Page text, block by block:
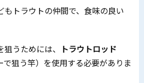
もトラウトの仲間で、食味の良い
うためには、
トラウトロッド
で狙う竿）を使用する必要がありま